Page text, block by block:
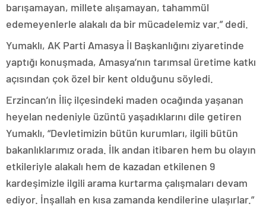
barışamayan, millete alışamayan, tahammül
edemeyenlerle alakalı da bir mücadelemiz var.” dedi.
Yumaklı, AK Parti Amasya İl Başkanlığını ziyaretinde
yaptığı konuşmada, Amasya’nın tarımsal üretime katkı
açısından çok özel bir kent olduğunu söyledi.
Erzincan’ın İliç ilçesindeki maden ocağında yaşanan
heyelan nedeniyle üzüntü yaşadıklarını dile getiren
Yumaklı, “Devletimizin bütün kurumları, ilgili bütün
bakanlıklarımız orada. İlk andan itibaren hem bu olayın
etkileriyle alakalı hem de kazadan etkilenen 9
kardeşimizle ilgili arama kurtarma çalışmaları devam
ediyor. İnşallah en kısa zamanda kendilerine ulaşırlar.”